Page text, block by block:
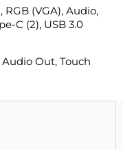
(VGA), Audio,
C (2), USB 3.0
Out, Touch